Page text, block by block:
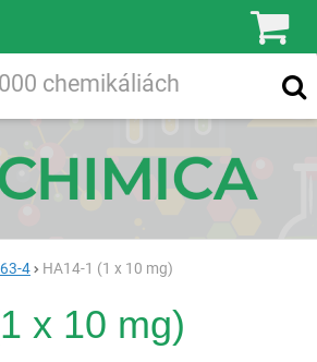
4 HA14-1 (1 x 10 mg)
x 10 mg)